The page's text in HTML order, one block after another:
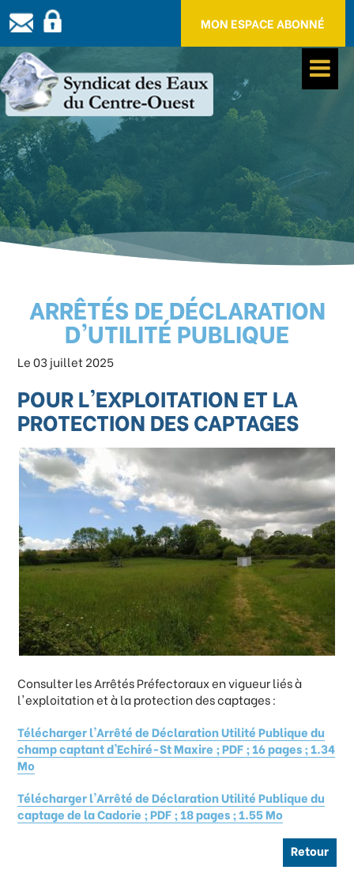
Panneau de gestion des cookies
MON ESPACE ABONNÉ
ARRÊTÉS DE DÉCLARATION
D'UTILITÉ PUBLIQUE
Le 03 juillet 2025
POUR L'EXPLOITATION ET LA
PROTECTION DES CAPTAGES
Consulter les Arrêtés Préfectoraux en vigueur liés à
l'exploitation et à la protection des captages :
Télécharger l'Arrêté de Déclaration Utilité Publique du
champ captant d'Echiré-St Maxire ; PDF ; 16 pages ; 1.34
Mo
Télécharger l'Arrêté de Déclaration Utilité Publique du
captage de la Cadorie ; PDF ; 18 pages ; 1.55 Mo
Retour